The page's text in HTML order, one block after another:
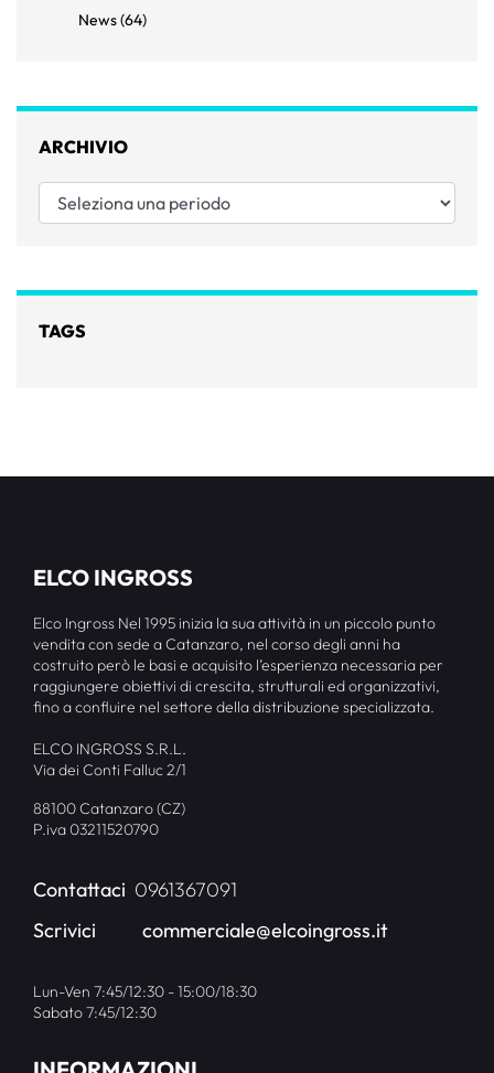
News (64)
ARCHIVIO
Seleziona una periodo
TAGS
ELCO INGROSS
Elco Ingross Nel 1995 inizia la sua attività in un piccolo punto
vendita con sede a Catanzaro, nel corso degli anni ha
costruito però le basi e acquisito l’esperienza necessaria per
raggiungere obiettivi di crescita, strutturali ed organizzativi,
fino a confluire nel settore della distribuzione specializzata.
ELCO INGROSS S.R.L.
Via dei Conti Falluc 2/1
88100 Catanzaro (CZ)
P.iva 03211520790
Contattaci 0961367091
Scrivici
commerciale@elcoingross.it
Lun-Ven 7:45/12:30 - 15:00/18:30
Sabato 7:45/12:30